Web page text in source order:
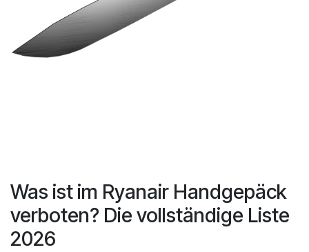
Was ist im Ryanair Handgepäck
verboten? Die vollständige Liste
2026